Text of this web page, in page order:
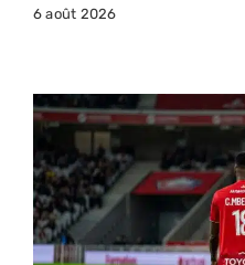
6 août 2026